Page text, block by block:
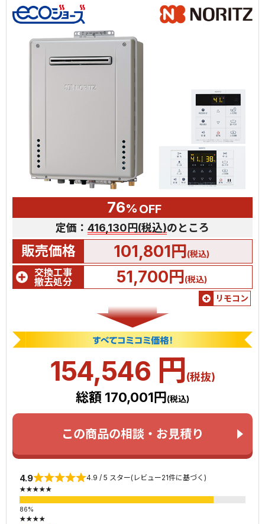
76% OFF
定価： 416,130円(税込)のところ
販売価格 101,801円(税込)
交換工事
撤去処分
51,700円(税込)
リモコン
154,546 円(税抜)
総額 170,001円 (税込)
この商品の相談・お見積り
4.9 4.9 / 5 スター(レビュー21件に基づく)
★★★★★
★★★★